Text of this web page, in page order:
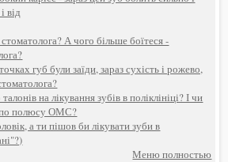
від
А чого більше боїтеся -
губ були заїди, зараз сухість і рожево,
на лікування зубів в поліклініці? І чи
по полюсу ОМС?
а ти пішов би лікувати зуби в
Меню полностью